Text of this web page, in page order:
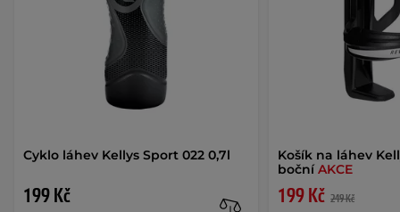
Cyklo láhev Kellys Sport 022 0,7l
199 Kč
Košík na láhev
bočníAKCE
199 Kč 249 Kč